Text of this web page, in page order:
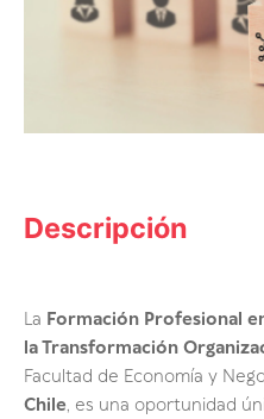
Descripción
La Formación Profesional
la Transformación
Facultad de Economía y
Chile, es una oportunidad